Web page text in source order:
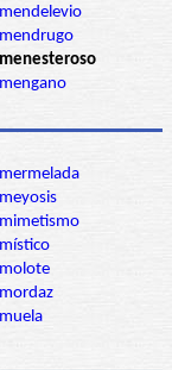
mendelevio
mendrugo
mengano
mermelada
meyosis
mimetismo
místico
molote
mordaz
muela